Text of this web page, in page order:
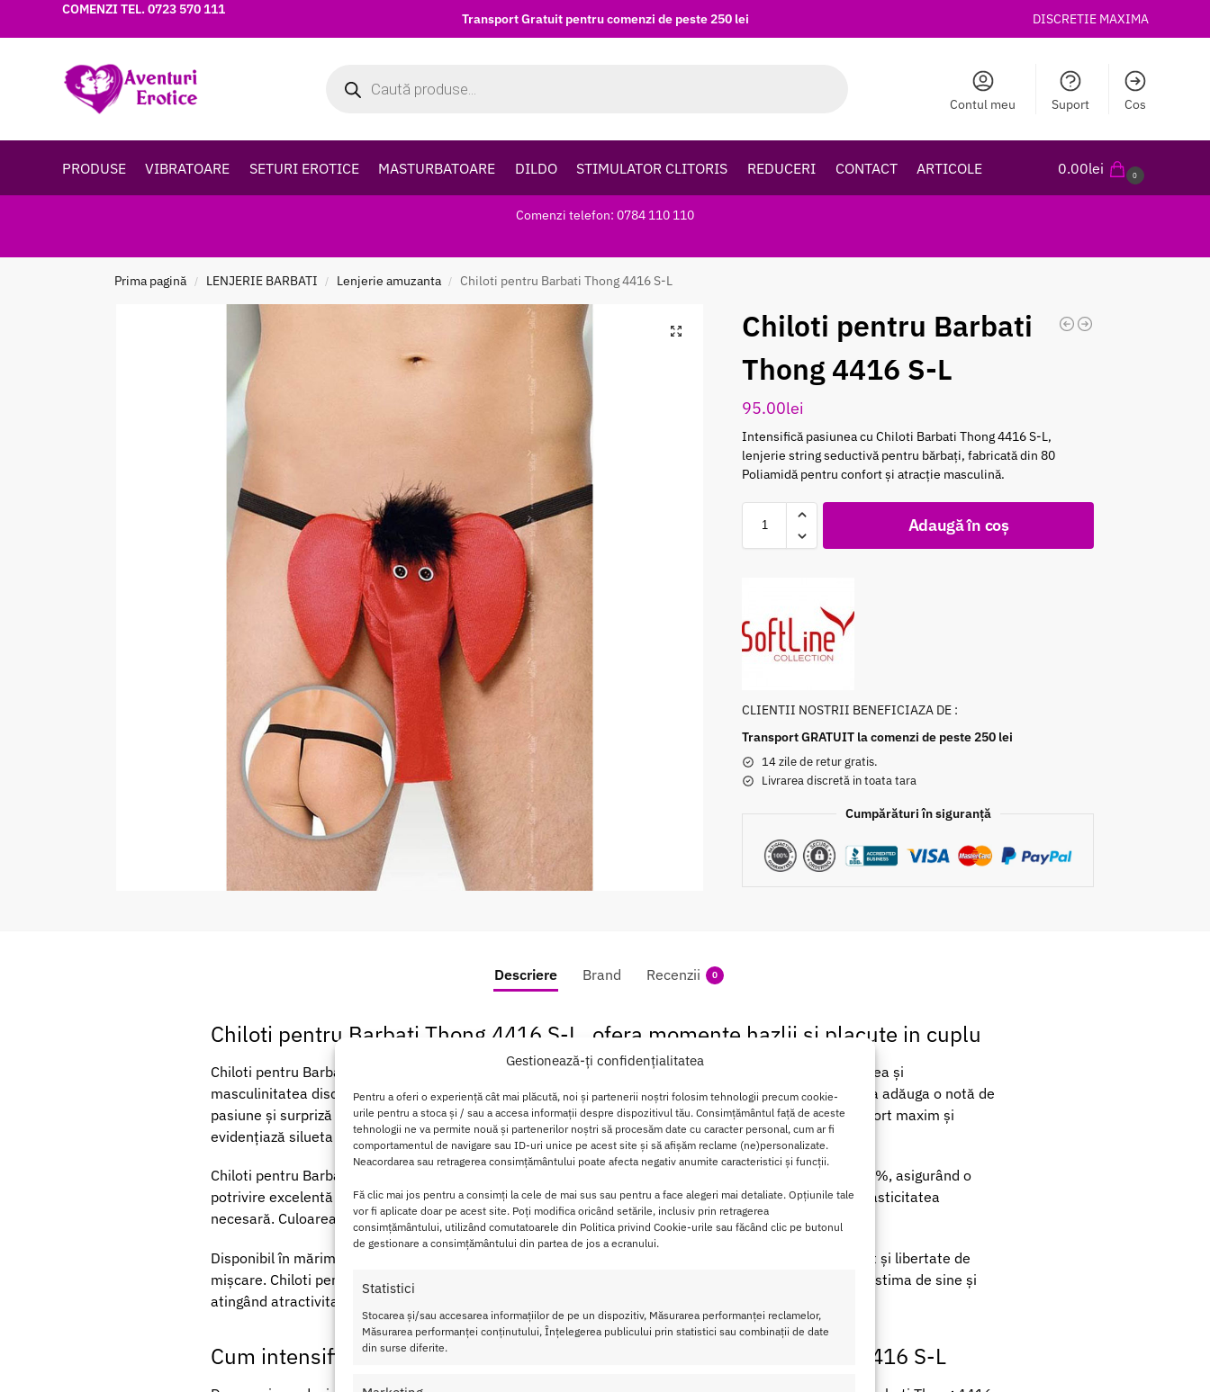
Gestionează-ți confidențialitatea
Pentru a oferi o experiență cât mai plăcută, noi și partenerii noștri folosim tehnologii precum cookie-
urile pentru a stoca și / sau a accesa informații despre dispozitivul tău. Consimțământul față de aceste
tehnologii ne va permite nouă și partenerilor noștri să procesăm date cu caracter personal, cum ar fi
comportamentul de navigare sau ID-uri unice pe acest site și să afișăm reclame (ne)personalizate.
Neacordarea sau retragerea consimțământului poate afecta negativ anumite caracteristici și funcții.
Fă clic mai jos pentru a consimți la cele de mai sus sau pentru a face alegeri mai detaliate. Opțiunile tale
vor fi aplicate doar pe acest site. Poți modifica oricând setările, inclusiv prin retragerea
consimțământului, utilizând comutatoarele din Politica privind Cookie-urile sau făcând clic pe butonul
de gestionare a consimțământului din partea de jos a ecranului.
Statistici
Stocarea și/sau accesarea informațiilor de pe un dispozitiv, Măsurarea performanței reclamelor,
Măsurarea performanței conținutului, Înțelegerea publicului prin statistici sau combinații de date
din surse diferite.
COMENZI TEL.0723 570 111
Transport Gratuit pentru comenzi de peste 250 lei DISCRETIE MAXIMA
Contul meu Suport Cos
PRODUSE VIBRATOARE SETURI EROTICE MASTURBATOARE DILDO STIMULATOR CLITORIS REDUCERI CONTACT ARTICOLE 0.00lei 0
Comenzi telefon: 0784 110 110
Prima pagină / LENJERIE BARBATI / Lenjerie amuzanta / Chiloti pentru Barbati Thong 4416 S-L
Chiloti pentru Barbati
Thong 4416 S-L
95.00lei
Intensifică pasiunea cu Chiloti Barbati Thong 4416 S-L,
lenjerie string seductivă pentru bărbați, fabricată din 80
Poliamidă pentru confort și atracție masculină.
Adaugă în coș
CLIENTII NOSTRII BENEFICIAZA DE :
Transport GRATUIT la comenzi de peste 250 lei
14 zile de retur gratis.
Livrarea discretă in toata tara
Cumpărături în siguranță
Descriere Brand Recenzii 0
Chiloti pentru Barbati Thong 4416 S-L, ofera momente hazlii si placute in cuplu
Chiloti pentru Barbati Thong 4416 S-L, îți poate oferi o stare de spirit seducătoare, stimulând încrederea și
masculinitatea discretă. Este conceput ca o lenjerie intimă de tip Thong pentru bărbați, ideală pentru a adăuga o notă de
pasiune și surpriză oricărui moment intim sau de zi cu zi. Designul său minimalist, tip string, oferă confort maxim și
evidențiază silueta masculină.
Chiloti pentru Barbati Thong 4416 S-L sunt fabricati dintr-un amestec de Poliamida 80% și Elastan 20%, asigurând o
potrivire excelentă pe corp și o senzație moale la atingere. Poliamida oferă rezistență, iar Elastanul elasticitatea
necesară. Culoarea Rosu este vibrantă și simbolizează dorința și îndrăzneala.
Disponibil în mărimea S/L, Thong-ul este perfect pentru a fi purtat discret sub pantaloni, oferind suport și libertate de
mișcare. Chiloti pentru Barbati Thong 4416 S-L îți poate oferi o stare de spirit seducătoare, stimulând stima de sine și
atingând atractivitatea absolută prin simplitatea sa decupată și materialul de calitate.
Cum intensifici dorinta in dormitor cu Chiloti pentru Barbati Thong 4416 S-L